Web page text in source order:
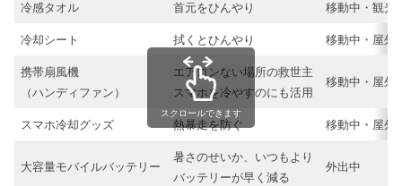
冷感タオル 首元をひんやり 移動中・観光
冷却シート 拭くとひんやり 移動中・屋外
携帯扇風機
（ハンディファン）
エアコンない場所の救世主
スマホを冷やすのにも活用
移動中・屋外
スマホ冷却グッズ 熱暴走を防ぐ 移動中・屋外
大容量モバイルバッテリー
暑さのせいか、いつもより
バッテリーが早く減る
外出中
スクロールできます